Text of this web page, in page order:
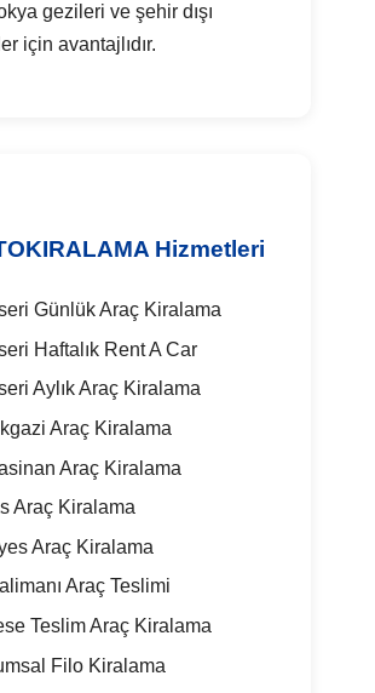
gezileri ve şehir dışı
için avantajlıdır.
Hizmetleri
Günlük Araç Kiralama
Haftalık Rent A Car
Aylık Araç Kiralama
Araç Kiralama
Araç Kiralama
Araç Kiralama
Araç Kiralama
Araç Teslimi
Teslim Araç Kiralama
Filo Kiralama